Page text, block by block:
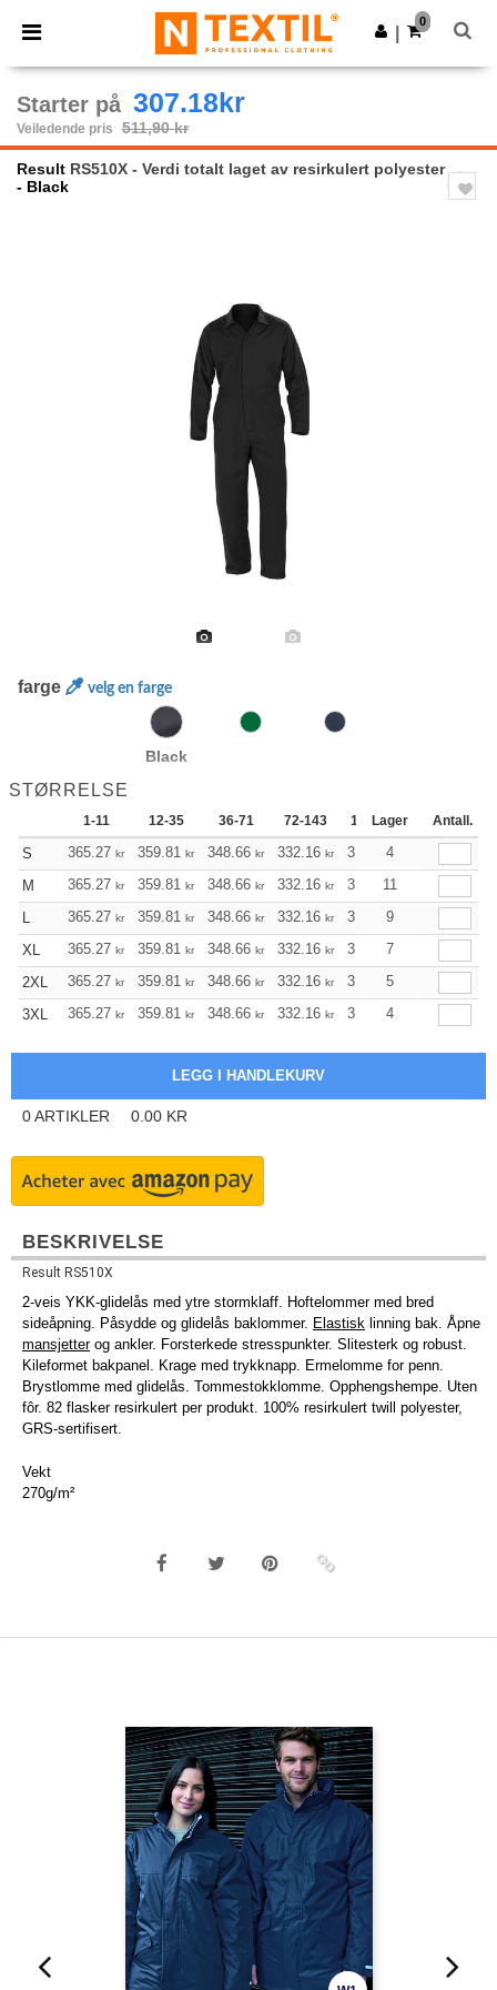
× Ntextil-app
Bedre priser i appen!
Last ned app
0
Starter på 307.18kr
Veiledende pris 511,90 kr
Result RS510X - Verdi totalt laget av resirkulert polyester
- Black
farge velg en farge
Black
STØRRELSE
1-11 12-35 36-71 72-143 144-287 288 +
Lager Antall.
S 365.27 kr 359.81 kr 348.66 kr 332.16 kr 315.554
M
365.27 kr 359.81 kr 348.66 kr 332.16 kr 315.5511
L
365.27 kr 359.81 kr 348.66 kr 332.16 kr 315.559
XL
365.27 kr 359.81 kr 348.66 kr 332.16 kr 315.557
2XL
365.27 kr 359.81 kr 348.66 kr 332.16 kr 315.555
3XL
365.27 kr 359.81 kr 348.66 kr 332.16 kr 315.554
0ARTIKLER 0.00 KR
BESKRIVELSE
Result RS510X
2-veis YKK-glidelås med ytre stormklaff. Hoftelommer med bred
sideåpning. Påsydde og glidelås baklommer. Elastisk linning bak. Åpne
mansjetterog ankler. Forsterkede stresspunkter. Slitesterk og robust.
Kileformet bakpanel. Krage med trykknapp. Ermelomme for penn.
Brystlomme med glidelås. Tommestokklomme. Opphengshempe. Uten
fôr. 82 flasker resirkulert per produkt. 100% resirkulert twill polyester,
GRS-sertifisert.
Vekt
270g/m²